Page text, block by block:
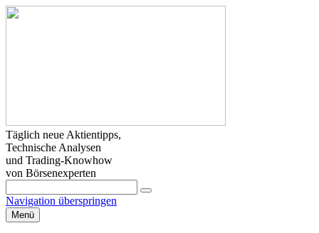
Täglich neue Aktientipps,
Technische Analysen
und Trading-Knowhow
von Börsenexperten
Navigation überspringen
Menü